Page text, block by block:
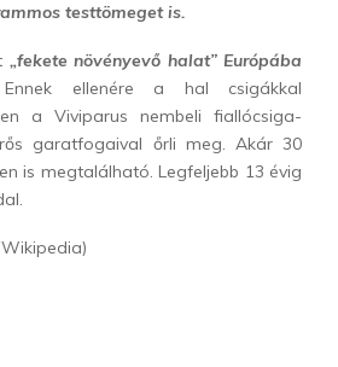
testtömeget is.
„fekete növényevő halat” Európába
Ennek ellenére a hal csigákkal
a Viviparus nembeli fiallócsiga-
garatfogaival őrli meg. Akár 30
is megtalálható. Legfeljebb 13 évig